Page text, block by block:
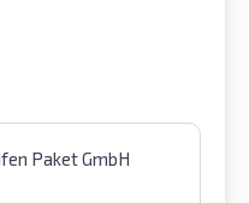
Paket GmbH